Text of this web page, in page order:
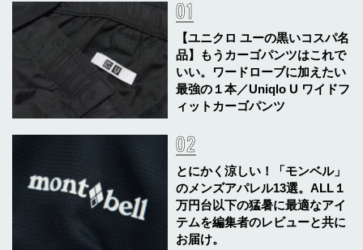
【ユニクロ ユーの黒いコスパ名
品】もうカーゴパンツはこれで
いい。ワードローブに加えたい
最強の１本／Uniqlo U ワイドフ
ィットカーゴパンツ
とにかく涼しい！「モンベル」
のメンズアパレル13選。ALL１
万円台以下の猛暑に最適なアイ
テムを編集者のレビューと共に
お届け。